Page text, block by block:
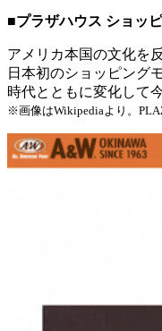
■プラザハウス ショッ
アメリカ本国の文化を
日本初のショッピング
時代とともに変化して
※画像はWikipediaより。